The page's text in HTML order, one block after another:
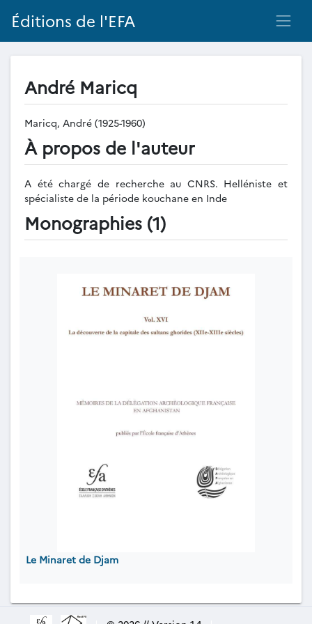
Éditions de l'EFA
André Maricq
Maricq, André (1925-1960)
À propos de l'auteur
A été chargé de recherche au CNRS. Helléniste et
spécialiste de la période kouchane en Inde
Monographies (1)
Le Minaret de Djam